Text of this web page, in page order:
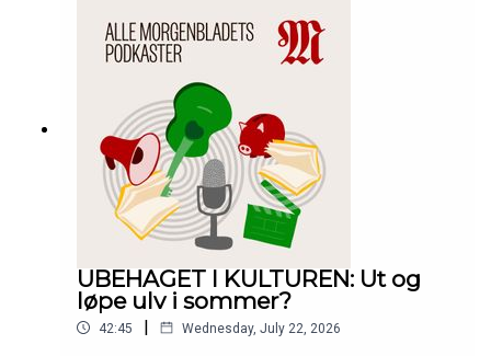
verdi i så og si all kulturell vurdering. I denne
ukens episode av Ubehaget i kulturen diskuterer
Bernhard Ellefsen og Janne Stigen Drangsholt
hvorvidt kulturen har stagnert og hvordan den kan
komme seg ut av hengemyren.
UBEHAGET I KULTUREN: Ut og
løpe ulv i sommer?
42:45 | Wednesday, July 22, 2026